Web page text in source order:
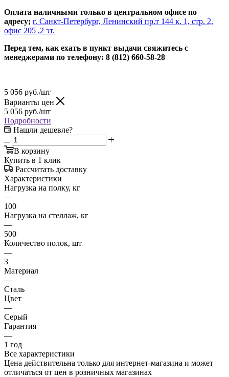
Оплата наличными только в центральном офисе по
адресу; г. Санкт-Петербург, Ленинский пр.т 144 к. 1, стр. 2,
офис 205 ,2 эт.
Перед тем, как ехать в пункт выдачи свяжитесь с
менеджерами по телефону: 8 (812) 660-58-28
5 056 руб./шт
Варианты цен
5 056 руб./шт
Подробности
Нашли дешевле?
В корзину
Купить в 1 клик
Рассчитать доставку
Характеристики
Нагрузка на полку, кг
—
100
Нагрузка на стеллаж, кг
—
500
Количество полок, шт
—
3
Материал
—
Сталь
Цвет
—
Серый
Гарантия
—
1 год
Все характеристики
Цена действительна только для интернет-магазина и может
отличаться от цен в розничных магазинах